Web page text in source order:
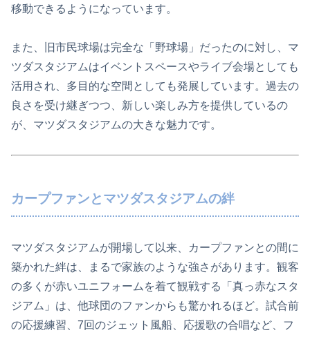
移動できるようになっています。
また、旧市民球場は完全な「野球場」だったのに対し、マ
ツダスタジアムはイベントスペースやライブ会場としても
活用され、多目的な空間としても発展しています。過去の
良さを受け継ぎつつ、新しい楽しみ方を提供しているの
が、マツダスタジアムの大きな魅力です。
カープファンとマツダスタジアムの絆
マツダスタジアムが開場して以来、カープファンとの間に
築かれた絆は、まるで家族のような強さがあります。観客
の多くが赤いユニフォームを着て観戦する「真っ赤なスタ
ジアム」は、他球団のファンからも驚かれるほど。試合前
の応援練習、7回のジェット風船、応援歌の合唱など、フ